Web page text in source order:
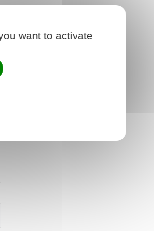
want to activate